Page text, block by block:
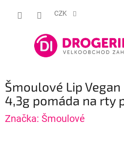
CZK
Šmoulové Lip
4,3g pomáda na rty
Značka: Šmoulové